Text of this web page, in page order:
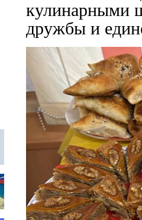
кулинарными
дружбы и